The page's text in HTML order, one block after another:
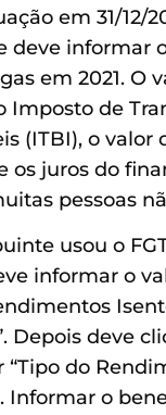
em 31/12/
deve informar
em 2021. O
Imposto de
(ITBI), o valor
os juros do
pessoas
usou o
informar o
Depois deve
“Tipo do
Informar o